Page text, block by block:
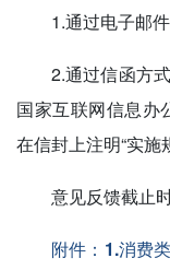
1.通过电子邮
2.通过信函方
国家互联网信息办
在信封上注明“实施
意见反馈截止
附件：1.消费